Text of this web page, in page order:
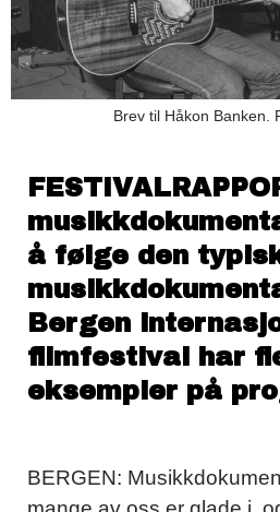
Brev til Håkon Banken.
å følge den
Bergen
filmfestival har
eksempler på
BERGEN: